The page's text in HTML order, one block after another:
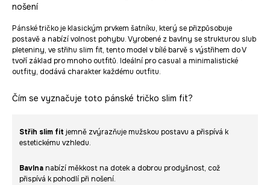
nošení
Pánské tričko je klasickým prvkem šatníku, který se přizpůsobuje
postavě a nabízí volnost pohybu. Vyrobené z bavlny se strukturou slub
pleteniny, ve střihu slim fit, tento model v bílé barvě s výstřihem do V
tvoří základ pro mnoho outfitů. Ideální pro casual a minimalistické
outfity, dodává charakter každému outfitu.
Čím se vyznačuje toto pánské tričko slim fit?
Střih slim fit jemně zvýrazňuje mužskou postavu a přispívá k
estetickému vzhledu.
Bavlna nabízí měkkost na dotek a dobrou prodyšnost, což
přispívá k pohodlí při nošení.